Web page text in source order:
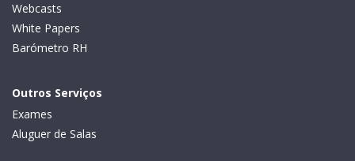
Webcasts
White Papers
Barómetro RH
Outros Serviços
Exames
Aluguer de Salas